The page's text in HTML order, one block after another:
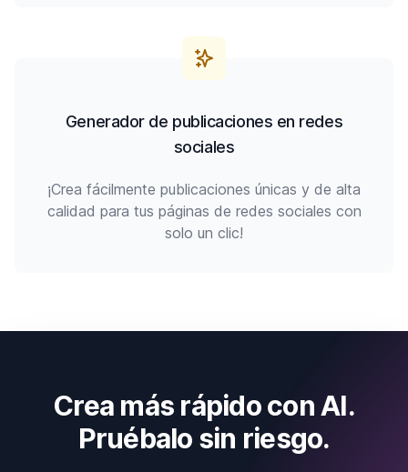
Generador de publicaciones en redes
sociales
¡Crea fácilmente publicaciones únicas y de alta
calidad para tus páginas de redes sociales con
solo un clic!
Crea más rápido con AI.
Pruébalo sin riesgo.